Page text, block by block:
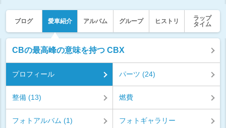
ブログ 愛車紹介 アルバム グループ ヒストリ
ラップ
タイム
CBの最高峰の意味を持つ CBX
プロフィール パーツ (24)
整備 (13) 燃費
フォトアルバム (1) フォトギャラリー